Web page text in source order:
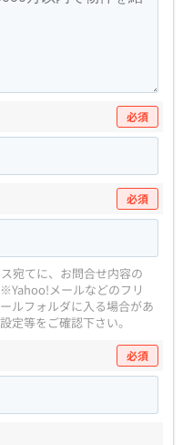
必須
必須
宛てに、お問合せ内容の
※Yahoo!メールなどのフリ
ルフォルダに入る場合があ
定等をご確認下さい。
必須